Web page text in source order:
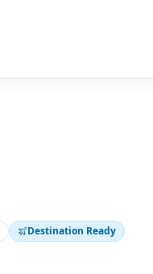
Destination Ready